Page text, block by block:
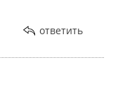
ответить